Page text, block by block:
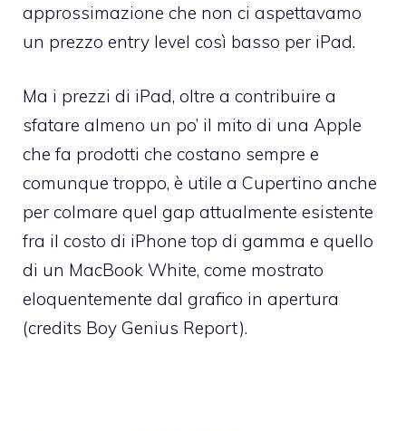
approssimazione che non ci aspettavamo
un prezzo entry level così basso per iPad.
Ma i prezzi di iPad, oltre a contribuire a
sfatare almeno un po’ il mito di una Apple
che fa prodotti che costano sempre e
comunque troppo, è utile a Cupertino anche
per colmare quel gap attualmente esistente
fra il costo di iPhone top di gamma e quello
di un MacBook White, come mostrato
eloquentemente dal grafico in apertura
(credits Boy Genius Report).